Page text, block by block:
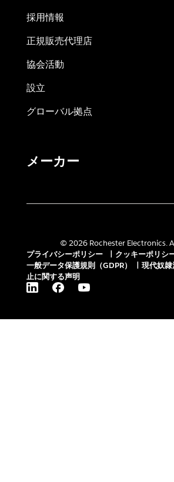
採用情報
正規販売代理店
協会活動
設立
グローバル拠点
メーカー
© 2026 Rochester Electronics.
プライバシーポリシー
クッキーポリシ
一般データ保護規則（GDPR）
現代奴
止に関する声明